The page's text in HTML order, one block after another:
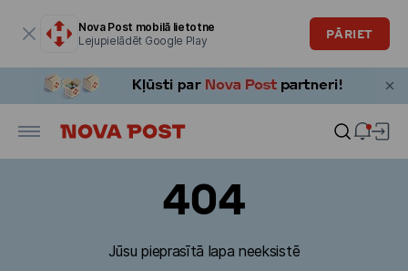
Nova Post mobilā lietotne
Lejupielādēt Google Play
PĀRIET
404
Jūsu pieprasītā lapa neeksistē